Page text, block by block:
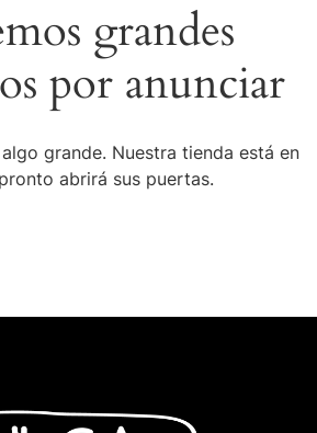
grandes
por anunciar
grande. Nuestra tienda está en
abrirá sus puertas.